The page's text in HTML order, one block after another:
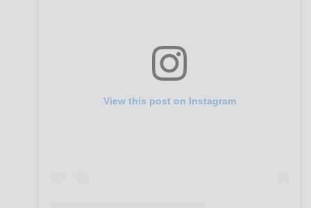
View this post on Instagram